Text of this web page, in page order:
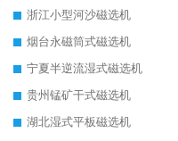
浙江小型河沙磁选机
烟台永磁筒式磁选机
宁夏半逆流湿式磁选机
贵州锰矿干式磁选机
湖北湿式平板磁选机